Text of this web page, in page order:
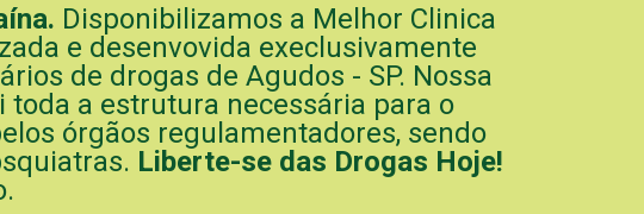
Disponibilizamos a Melhor Clinica
e desenvovida execlusivamente
de drogas de Agudos - SP. Nossa
toda a estrutura necessária para o
órgãos regulamentadores, sendo
Liberte-se das Drogas Hoje!